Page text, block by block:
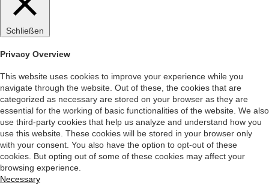
Schließen
Privacy Overview
This website uses cookies to improve your experience while you
navigate through the website. Out of these, the cookies that are
categorized as necessary are stored on your browser as they are
essential for the working of basic functionalities of the website. We also
use third-party cookies that help us analyze and understand how you
use this website. These cookies will be stored in your browser only
with your consent. You also have the option to opt-out of these
cookies. But opting out of some of these cookies may affect your
browsing experience.
Necessary